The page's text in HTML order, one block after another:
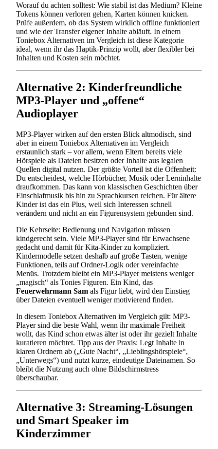
Worauf du achten solltest: Wie stabil ist das Medium? Kleine
Tokens können verloren gehen, Karten können knicken.
Prüfe außerdem, ob das System wirklich offline funktioniert
und wie der Transfer eigener Inhalte abläuft. In einem
Toniebox Alternativen im Vergleich ist diese Kategorie
ideal, wenn ihr das Haptik-Prinzip wollt, aber flexibler bei
Inhalten und Kosten sein möchtet.
Alternative 2: Kinderfreundliche
MP3-Player und „offene“
Audioplayer
MP3-Player wirken auf den ersten Blick altmodisch, sind
aber in einem Toniebox Alternativen im Vergleich
erstaunlich stark – vor allem, wenn Eltern bereits viele
Hörspiele als Dateien besitzen oder Inhalte aus legalen
Quellen digital nutzen. Der größte Vorteil ist die Offenheit:
Du entscheidest, welche Hörbücher, Musik oder Lerninhalte
draufkommen. Das kann von klassischen Geschichten über
Einschlafmusik bis hin zu Sprachkursen reichen. Für ältere
Kinder ist das ein Plus, weil sich Interessen schnell
verändern und nicht an ein Figurensystem gebunden sind.
Die Kehrseite: Bedienung und Navigation müssen
kindgerecht sein. Viele MP3-Player sind für Erwachsene
gedacht und damit für Kita-Kinder zu kompliziert.
Kindermodelle setzen deshalb auf große Tasten, wenige
Funktionen, teils auf Ordner-Logik oder vereinfachte
Menüs. Trotzdem bleibt ein MP3-Player meistens weniger
„magisch“ als Tonies Figuren. Ein Kind, das
Feuerwehrmann Sam als Figur liebt, wird den Einstieg
über Dateien eventuell weniger motivierend finden.
In diesem Toniebox Alternativen im Vergleich gilt: MP3-
Player sind die beste Wahl, wenn ihr maximale Freiheit
wollt, das Kind schon etwas älter ist oder ihr gezielt Inhalte
kuratieren möchtet. Tipp aus der Praxis: Legt Inhalte in
klaren Ordnern ab („Gute Nacht“, „Lieblingshörspiele“,
„Unterwegs“) und nutzt kurze, eindeutige Dateinamen. So
bleibt die Nutzung auch ohne Bildschirmstress
überschaubar.
Alternative 3: Streaming-Lösungen
und Smart Speaker im
Kinderzimmer